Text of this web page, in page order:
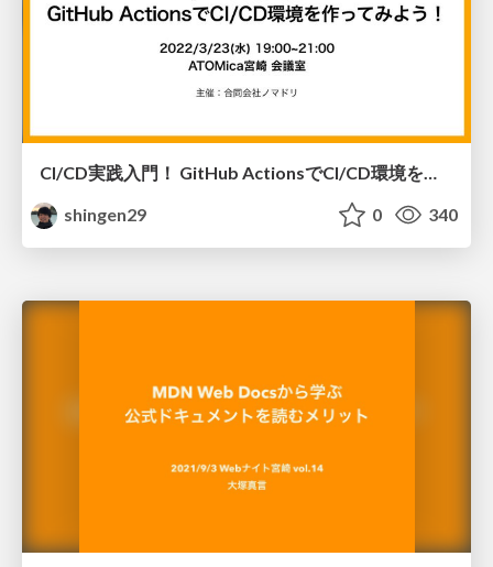
CI/CD実践入門！ GitHub ActionsでCI/CD環境を作ってみよう！
shingen29
0 340